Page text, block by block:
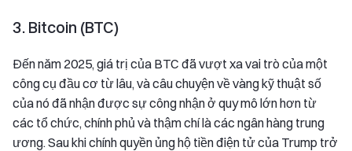
3. Bitcoin (BTC)
Đến năm 2025, giá trị của BTC đã vượt xa vai trò của một
công cụ đầu cơ từ lâu, và câu chuyện về vàng kỹ thuật số
của nó đã nhận được sự công nhận ở quy mô lớn hơn từ
các tổ chức, chính phủ và thậm chí là các ngân hàng trung
ương. Sau khi chính quyền ủng hộ tiền điện tử của Trump trở